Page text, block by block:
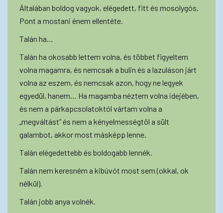
Általában boldog vagyok, elégedett, fitt és mosolygós.
Pont a mostani énem ellentéte.
Talán ha…
Talán ha okosabb lettem volna, és többet figyeltem
volna magamra, és nemcsak a bulin és a lazuláson járt
volna az eszem, és nemcsak azon, hogy ne legyek
egyedül, hanem… Ha magamba néztem volna idejében,
és nem a párkapcsolatoktól vártam volna a
„megváltást” és nem a kényelmességtől a sült
galambot, akkor most másképp lenne.
Talán elégedettebb és boldogabb lennék.
Talán nem keresném a kibúvót most sem (okkal, ok
nélkül).
Talán jobb anya volnék.